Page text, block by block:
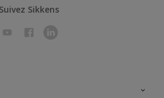
Suivez Sikkens